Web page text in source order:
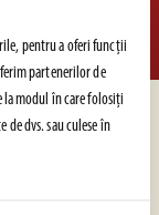
pentru a oferi funcții
partenerilor de
modul în care folosiți
dvs. sau culese în